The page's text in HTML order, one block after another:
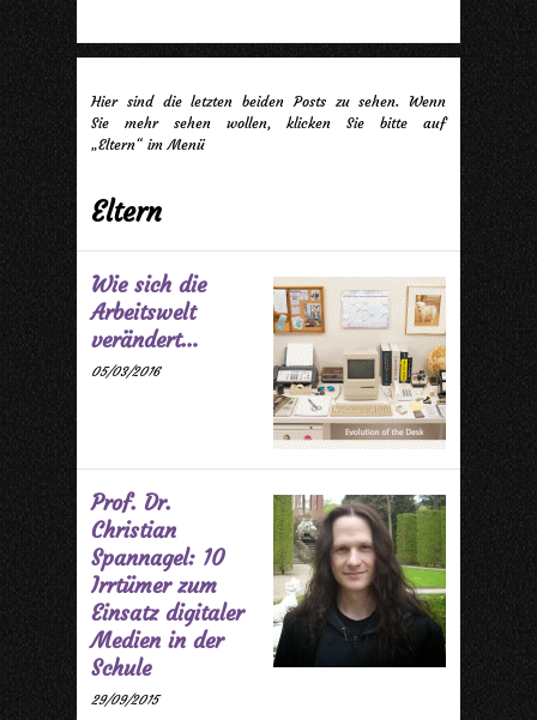
Hier sind die letzten beiden Posts zu sehen. Wenn
Sie mehr sehen wollen, klicken Sie bitte auf
„Eltern“ im Menü
Eltern
Wie sich die
Arbeitswelt
verändert…
05/03/2016
Prof. Dr.
Christian
Spannagel: 10
Irrtümer zum
Einsatz digitaler
Medien in der
Schule
29/09/2015